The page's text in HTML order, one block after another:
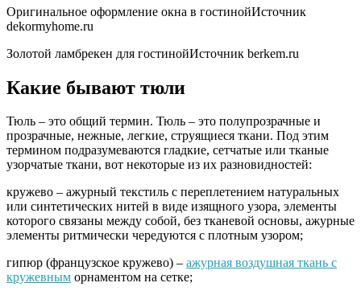
Оригинальное оформление окна в гостинойИсточник
dekormyhome.ru
Золотой ламбрекен для гостинойИсточник berkem.ru
Какие бывают тюли
Тюль – это общий термин. Тюль – это полупрозрачные и
прозрачные, нежные, легкие, струящиеся ткани. Под этим
термином подразумеваются гладкие, сетчатые или тканые
узорчатые ткани, вот некоторые из их разновидностей:
кружево – ажурный текстиль с переплетением натуральных
или синтетических нитей в виде изящного узора, элементы
которого связаны между собой, без тканевой основы, ажурные
элементы ритмически чередуются с плотным узором;
гипюр (французское кружево) – ажурная воздушная ткань с
кружевным орнаментом на сетке;